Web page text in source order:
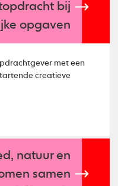
bij
opgaven
met een
creatieve
natuur en
samen